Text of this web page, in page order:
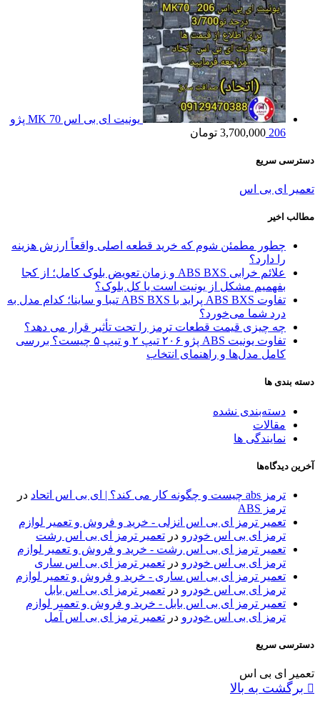
یونیت ای بی اس MK 70 پژو
206
3,700,000 تومان
دسترسی سریع
تعمیر ای بی اس
مطالب اخیر
چطور مطمئن شوم که خرید قطعه اصلی واقعاً ارزش هزینه
را دارد؟
علائم خرابی ABS BXS و زمان تعویض بلوک کامل؛ از کجا
بفهمیم مشکل از یونیت است یا کل بلوک؟
تفاوت ABS BXS پراید با ABS BXS تیبا و ساینا؛ کدام مدل به
درد شما می‌خورد؟
چه چیزی قیمت قطعات ترمز را تحت تأثیر قرار می دهد؟
تفاوت یونیت ABS پژو ۲۰۶ تیپ ۲ و تیپ ۵ چیست؟ بررسی
کامل مدل‌ها و راهنمای انتخاب
دسته بندی ها
دسته‌بندی نشده
مقالات
نمایندگی ها
آخرین دیدگاه‌ها
ترمز abs چیست و چگونه کار می کند؟ | ای بی اس اتحاد
در
ترمز ABS
تعمیر ترمز ای بی اس انزلی - خرید و فروش و تعمیر لوازم
ترمز ای بی اس خودرو در تعمیر ترمز ای بی اس رشت
تعمیر ترمز ای بی اس رشت - خرید و فروش و تعمیر لوازم
ترمز ای بی اس خودرو در تعمیر ترمز ای بی اس ساری
تعمیر ترمز ای بی اس ساری - خرید و فروش و تعمیر لوازم
ترمز ای بی اس خودرو در تعمیر ترمز ای بی اس بابل
تعمیر ترمز ای بی اس بابل - خرید و فروش و تعمیر لوازم
ترمز ای بی اس خودرو در تعمیر ترمز ای بی اس آمل
دسترسی سریع
تعمیر ای بی اس
برگشت به بالا